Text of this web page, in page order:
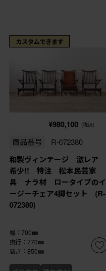
カスタムできます
¥980,100 (税込)
商品番号 R-072380
和製ヴィンテージ 激レア
希少!! 特注 松本民芸家
具 ナラ材 ロータイプのイ
ージーチェア4脚セット (R-
072380)
幅：700㎜
奥行：770㎜
高さ：850㎜